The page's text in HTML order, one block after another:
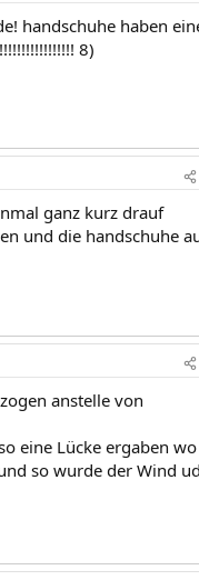
handschuhe haben
8)
ganz kurz drauf
und die handschuhe
anstelle von
eine Lücke ergaben
so wurde der Wind